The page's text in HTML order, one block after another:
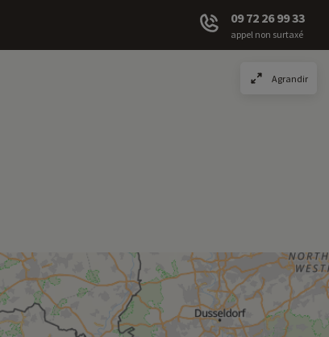
09 72 26 99 33
appel non surtaxé
Agrandir